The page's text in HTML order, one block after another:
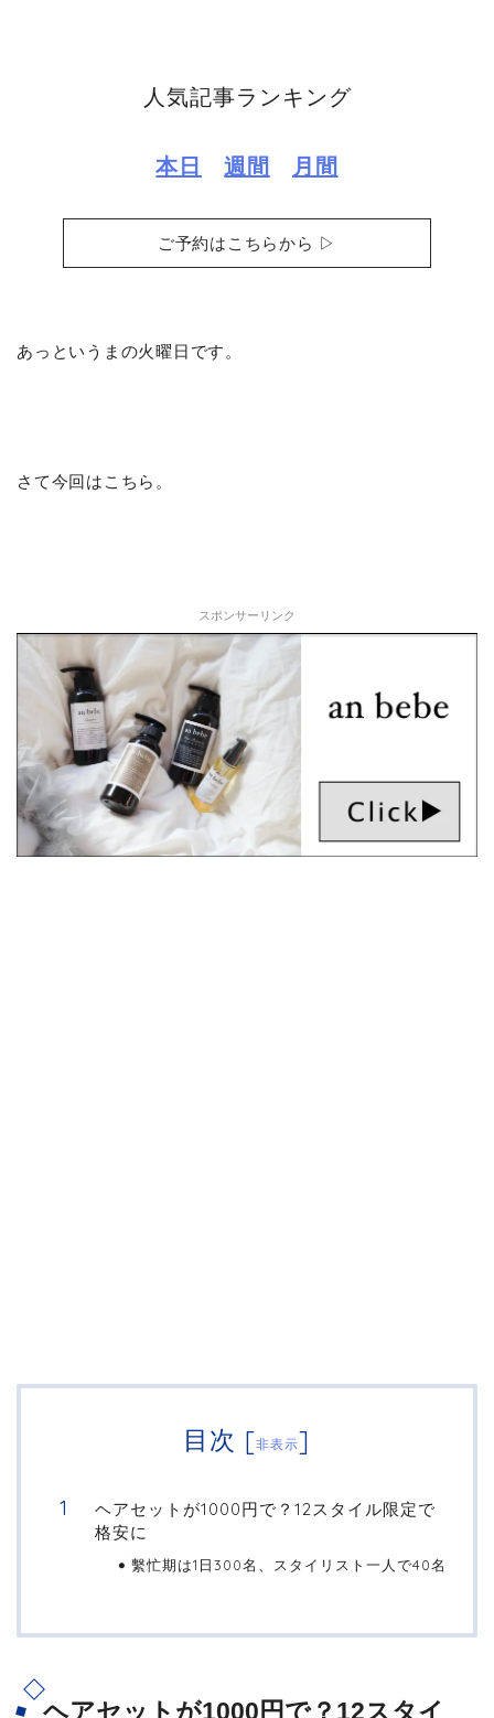
人気記事ランキング
本日 週間 月間
ご予約はこちらから ▷
あっというまの火曜日です。
さて今回はこちら。
スポンサーリンク
目次 [非表示]
ヘアセットが1000円で？12スタイル限定で
格安に
繫忙期は1日300名、スタイリスト一人で40名
ヘアセットが1000円で？12スタイ